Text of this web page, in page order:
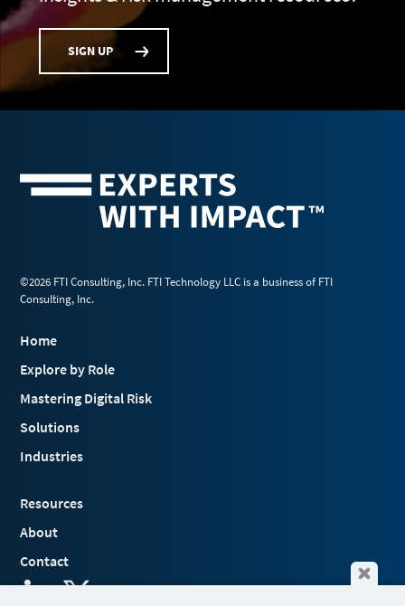
SIGN UP
©2026 FTI Consulting, Inc. FTI Technology LLC is a business of FTI
Consulting, Inc.
Home
Explore by Role
Mastering Digital Risk
Solutions
Industries
Resources
About
Contact